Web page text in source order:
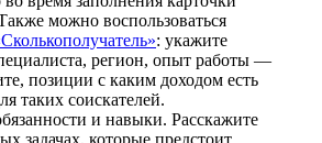
можно воспользоваться
: укажите
регион, опыт работы —
позиции с каким доходом есть
таких соискателей.
и навыки. Расскажите
задачах, которые предстоит